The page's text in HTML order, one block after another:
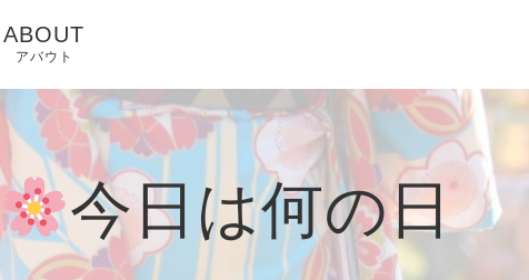
ABOUT
アバウト
CONTACT
BLOG & INFO
今日は何の日